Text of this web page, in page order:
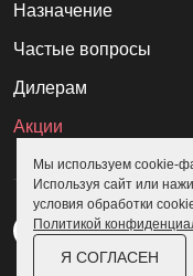
Назначение
Частые вопросы
Дилерам
Акции
Мы используем cookie-
Используя сайт или
условия обработки
Политикой
Я СОГЛАСЕН